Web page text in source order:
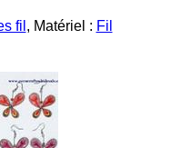
fil , Matériel : Fil